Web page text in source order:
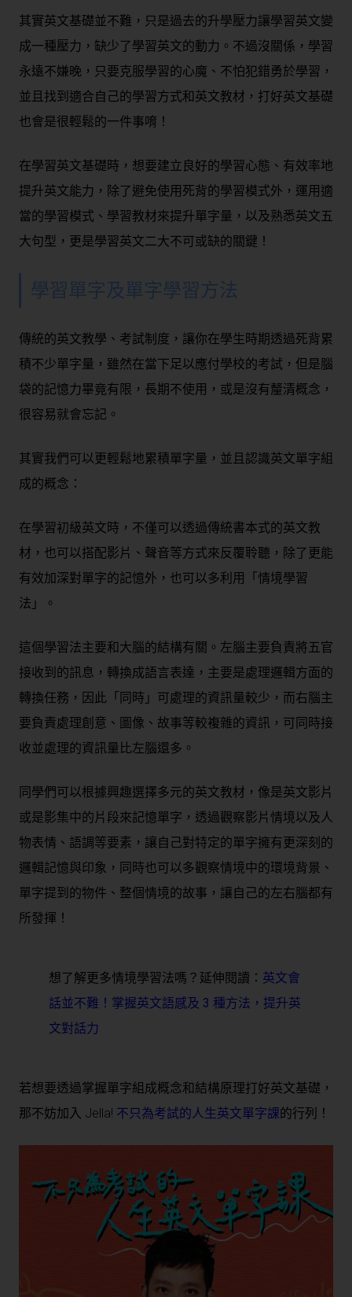
其實英文基礎並不難，只是過去的升學壓力讓學習英文變
成一種壓力，缺少了學習英文的動力。不過沒關係，學習
永遠不嫌晚，只要克服學習的心魔、不怕犯錯勇於學習，
並且找到適合自己的學習方式和英文教材，打好英文基礎
也會是很輕鬆的一件事唷！
在學習英文基礎時，想要建立良好的學習心態、有效率地
提升英文能力，除了避免使用死背的學習模式外， 運用適
當的學習模式、學習教材來提升單字量 ，以及熟悉英文五
大句型 ，更是學習英文二大不可或缺的關鍵！
學習單字及單字學習方法
傳統的英文教學、考試制度，讓你在學生時期透過死背累
積不少單字量，雖然在當下足以應付學校的考試，但是腦
袋的記憶力畢竟有限，長期不使用，或是沒有釐清概念，
很容易就會忘記。
其實我們可以更輕鬆地累積單字量，並且認識英文單字組
成的概念：
在學習初級英文時，不僅可以透過傳統書本式的英文教
材，也可以搭配影片、聲音等方式來反覆聆聽，除了更能
有效加深對單字的記憶外，也可以多利用「情境學習
法」。
這個學習法主要和大腦的結構有關。左腦主要負責將五官
接收到的訊息，轉換成語言表達，主要是處理邏輯方面的
轉換任務，因此「 同時」 可處理的資訊量較少，而右腦主
要負責處理創意、圖像、故事等較複雜的資訊，可同時接
收並處理的資訊量比左腦還多。
同學們可以根據興趣選擇多元的英文教材，像是英文影片
或是影集中的片段來記憶單字，透過觀察影片情境以及人
物表情、語調等要素，讓自己對特定的單字擁有更深刻的
邏輯記憶與印象，同時也可以多觀察情境中的環境背景、
單字提到的物件、整個情境的故事，讓自己的左右腦都有
所發揮！
想了解更多情境學習法嗎？延伸閱讀： 英文會
話並不難！掌握英文語感及 3 種方法，提升英
文對話力
若想要透過掌握單字組成概念和結構原理打好英文基礎，
那不妨加入 Jella! 不只為考試的人生英文單字課的行列！